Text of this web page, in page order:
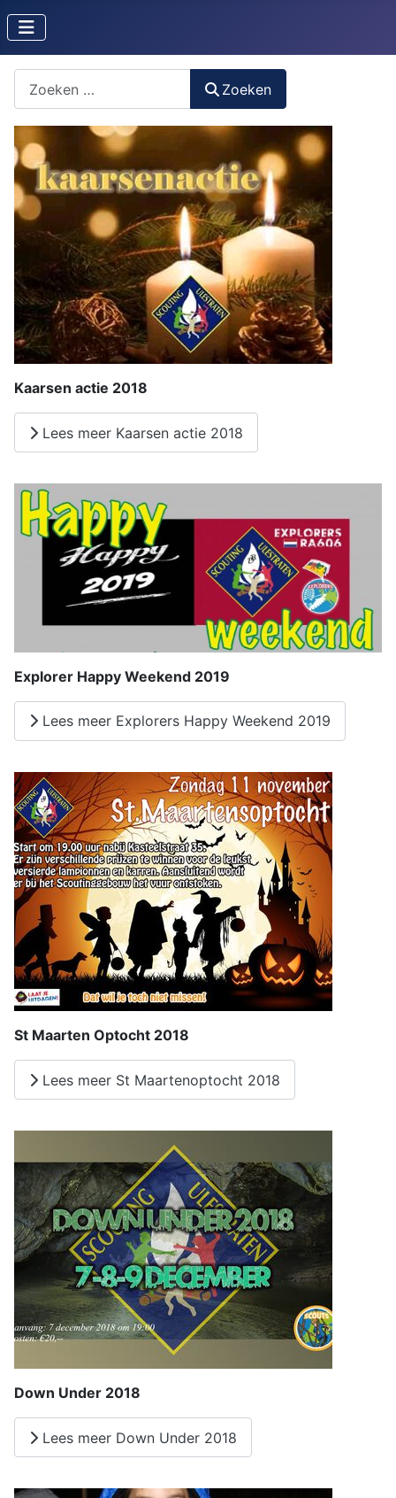
Zoeken
Kaarsen actie 2018
Lees meer Kaarsen actie 2018
Explorer Happy Weekend 2019
Lees meer Explorers Happy Weekend 2019
St Maarten Optocht 2018
Lees meer St Maartenoptocht 2018
Down Under 2018
Lees meer Down Under 2018